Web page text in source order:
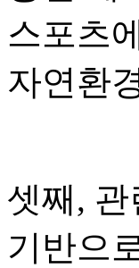
스포츠
자연환
셋째,
기반으